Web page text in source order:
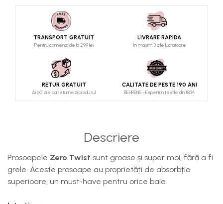
TRANSPORT GRATUIT
Pentru comenzi de la 299 lei
LIVRARE RAPIDA
In maxim 3 zile lucratoare
RETUR GRATUIT
Ai 60 zile sa returnezi produsul
CALITATE DE PESTE 190 ANI
BEHRENS - Experti in textile din 1834
Descriere
Prosoapele Zero Twist sunt groase și super moi, fără a fi
grele. Aceste prosoape au proprietăți de absorbție
superioare, un must-have pentru orice baie